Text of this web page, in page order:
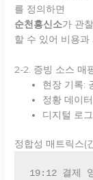
를 정의하면
순천흥신소가 관
할 수 있어 비용과
2-2. 증빙 소스 매
현장 기록:
정황 데이
디지털 로
정합성 매트릭스(
19:12 결제